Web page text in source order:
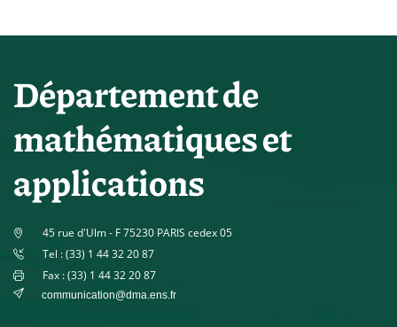
Département de
mathématiques et
applications
45 rue d'Ulm - F 75230 PARIS cedex 05
Tel : (33) 1 44 32 20 87
Fax : (33) 1 44 32 20 87
communication@dma.ens.fr